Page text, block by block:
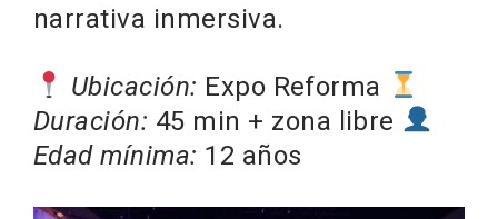
narrativa inmersiva.
Ubicación: Expo Reforma
Duración: 45 min + zona libre
Edad mínima: 12 años